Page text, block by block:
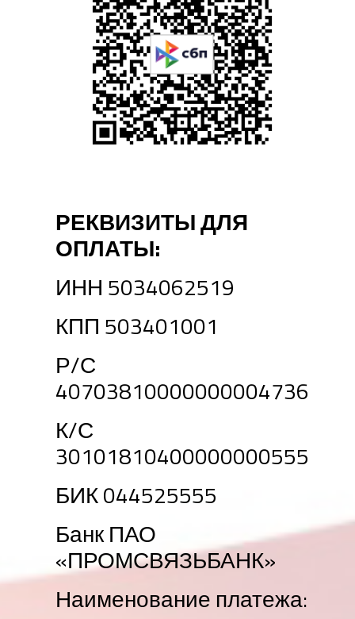
РЕКВИЗИТЫ ДЛЯ
ОПЛАТЫ:
ИНН 5034062519
КПП 503401001
Р/С
40703810000000004736
К/С
30101810400000000555
БИК 044525555
Банк ПАО
«ПРОМСВЯЗЬБАНК»
Наименование платежа: